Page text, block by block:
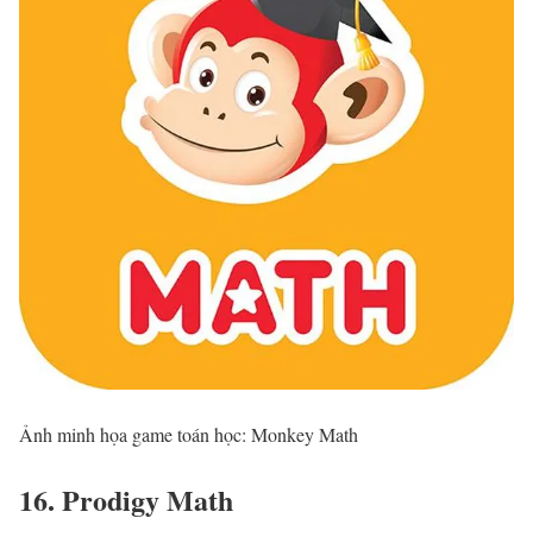
Ảnh minh họa game toán học: Monkey Math
16. Prodigy Math